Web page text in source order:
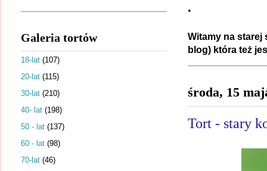
.
Witamy na starej
blog) która też
środa, 15
Tort - stary
Galeria tortów
18-lat (107)
20-lat (115)
30-lat (210)
40- lat (198)
50 - lat (137)
60 - lat (98)
70-lat (46)